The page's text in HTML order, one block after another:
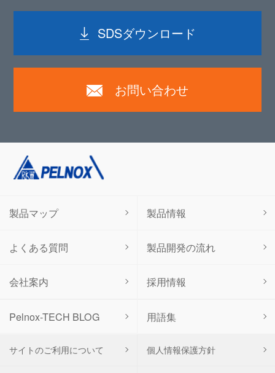
SDSダウンロード
お問い合わせ
Pelnox-TECH BLOG 用語集
製品マップ 製品情報
よくある質問 製品開発の流れ
会社案内 採用情報
サイトのご利用について 個人情報保護方針